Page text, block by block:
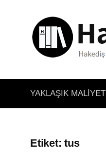
YAKLAŞIK MALIYET
Etiket:tus